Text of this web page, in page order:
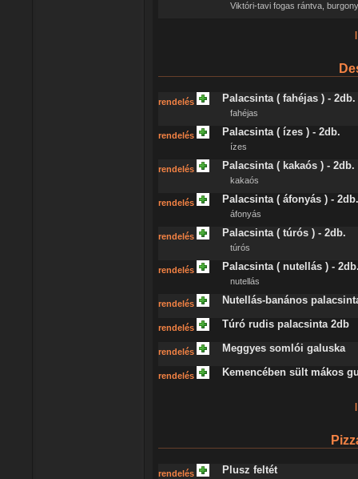
Viktóri-tavi fogas rántva,
rendelés Palacsinta ( fahéjas ) - 2db.
fahéjas
rendelés Palacsinta ( ízes ) - 2db.
ízes
rendelés Palacsinta ( kakaós ) - 2db.
kakaós
rendelés Palacsinta ( áfonyás ) - 2db.
áfonyás
rendelés Palacsinta ( túrós ) - 2db.
túrós
rendelés Palacsinta ( nutellás ) -
nutellás
rendelés Nutellás-banános
rendelés Túró rudis palacsinta 2db
rendelés Meggyes somlói galuska
rendelés Kemencében sült mákos
rendelés Plusz feltét